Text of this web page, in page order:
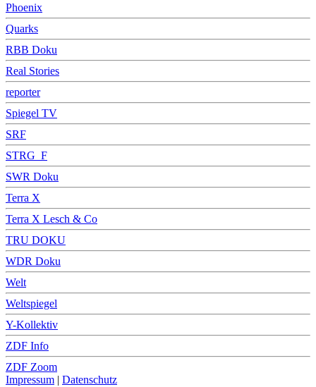
Phoenix
Quarks
RBB Doku
Real Stories
reporter
Spiegel TV
SRF
STRG_F
SWR Doku
Terra X
Terra X Lesch & Co
TRU DOKU
WDR Doku
Welt
Weltspiegel
Y-Kollektiv
ZDF Info
ZDF Zoom
Impressum | Datenschutz